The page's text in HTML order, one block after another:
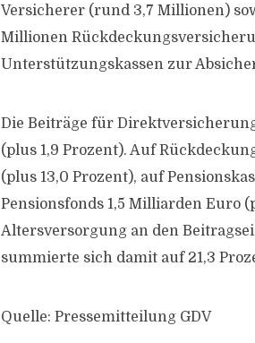
Versicherer (rund 3,7 Millionen)
Millionen
Unterstützungskassen zur
Die Beiträge für
(plus 1,9 Prozent). Auf
(plus 13,0 Prozent), auf
Pensionsfonds 1,5 Milliarden Euro
Altersversorgung an den
summierte sich damit auf 21,3
Quelle: Pressemitteilung GDV